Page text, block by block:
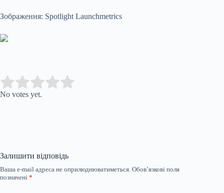
Зображення: Spotlight Launchmetrics
Rate this item:
No votes yet.
Залишити відповідь
Ваша e-mail адреса не оприлюднюватиметься. Обов’язкові поля
позначені *